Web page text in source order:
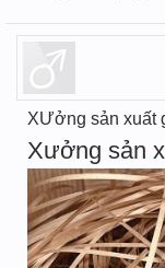
XƯởng sản xuất
Xưởng sản